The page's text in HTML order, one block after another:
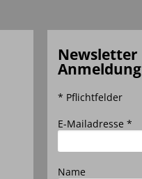
Newsletter
Anmeldung
* Pflichtfelder
E-Mailadresse *
Name